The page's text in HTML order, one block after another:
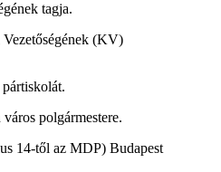
tagja.
(KV)
polgármestere.
14-től az MDP) Budapest